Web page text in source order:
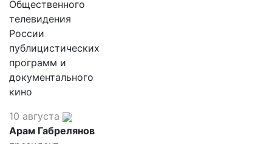
Общественного
телевидения
России
публицистических
программ и
документального
кино
10 августа
Арам Габрелянов